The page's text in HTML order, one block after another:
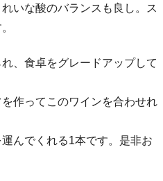
いな酸のバランスも良し。ス
、食卓をグレードアップして
作ってこのワインを合わせれ
んでくれる1本です。是非お